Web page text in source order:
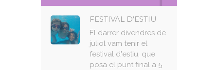
FESTIVAL D'ESTIU
El darrer divendres de
juliol vam tenir el
festival d'estiu, que
posa el punt final a 5